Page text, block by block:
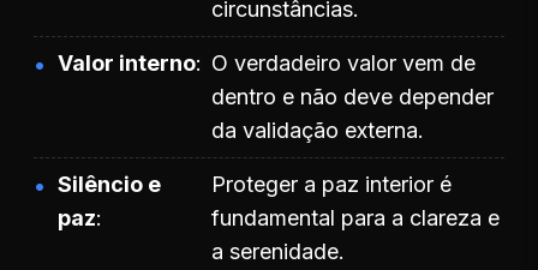
circunstâncias.
Valor interno
O verdadeiro valor vem de
dentro e não deve depender
da validação externa.
Silêncio e
paz
Proteger a paz interior é
fundamental para a clareza e
a serenidade.